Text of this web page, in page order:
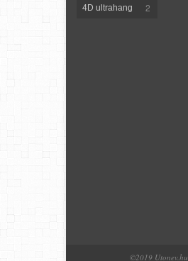
4D ultrahang 2
©2019 Utonev.hu